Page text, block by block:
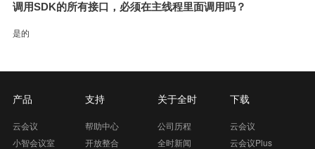
调用SDK的所有接口，必须在主线程里面调用吗？
是的
产品
云会议
小智会议室
支持
帮助中心
开放整合
关于全时
公司历程
全时新闻
下载
云会议
云会议Plus